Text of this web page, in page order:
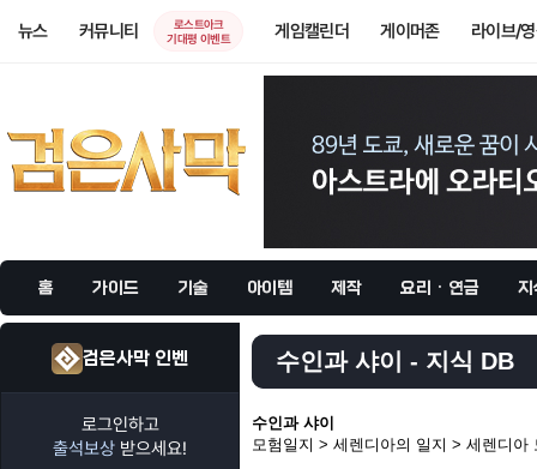
뉴스 커뮤니티
로스트아크
기대평 이벤트
게임캘린더 게이머존 라이브/
홈 가이드 기술 아이템 제작 요리 · 연금 지
검은사막 인벤
로그인하고
출석보상 받으세요!
수인과 샤이 - 지식 DB
수인과 샤이
모험일지 > 세렌디아의 일지 > 세렌디아